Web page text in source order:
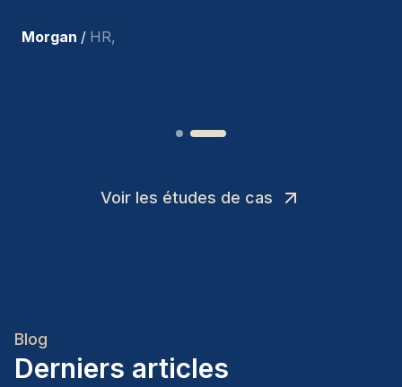
Voir les études de cas
Blog
Derniers articles